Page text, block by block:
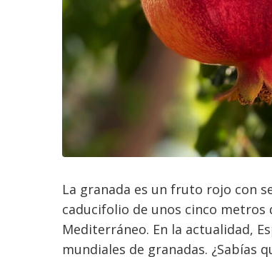
La granada es un fruto rojo con
caducifolio de unos cinco metros
Mediterráneo. En la actualidad,
mundiales de granadas. ¿Sabías